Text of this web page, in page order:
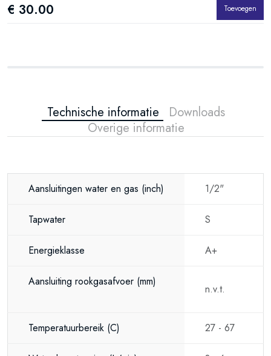
€ 30.00 Toevoegen
Technische informatie
Downloads
Overige informatie
Aansluitingen water en gas (inch) 1/2"
Tapwater S
Energieklasse A+
Aansluiting rookgasafvoer (mm)
n.v.t.
Temperatuurbereik (C) 27 - 67